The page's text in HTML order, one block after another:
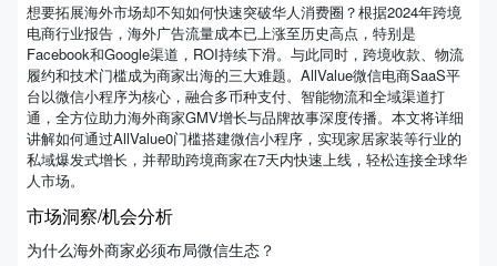
想要拓展海外市场却不知如何快速突破华人消费圈？根据2024年跨境
电商行业报告，海外广告流量成本已上涨至历史高点，特别是
Facebook和Google渠道，ROI持续下滑。与此同时，跨境收款、物流
履约和技术门槛成为商家出海的三大难题。AllValue微信电商SaaS平
台以微信小程序为核心，融合多币种支付、智能物流和全域渠道打
通，全方位助力海外商家GMV增长与品牌故事深度传播。本文将详细
讲解如何通过AllValue0门槛搭建微信小程序，实现家居家装等行业的
私域爆发式增长，并帮助跨境商家在7天内快速上线，轻松连接全球华
人市场。
市场洞察/机会分析
为什么海外商家必须布局微信生态？